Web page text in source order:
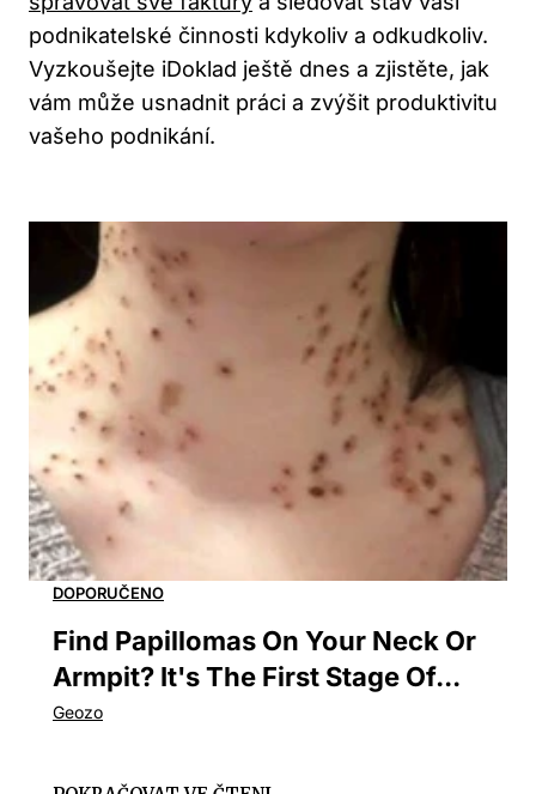
podnikatelské činnosti kdykoliv a odkudkoliv.
Vyzkoušejte iDoklad ještě dnes a zjistěte, jak
vám může usnadnit práci a zvýšit produktivitu
vašeho podnikání.
Find Papillomas On Your Neck Or
Armpit? It's The First Stage Of...